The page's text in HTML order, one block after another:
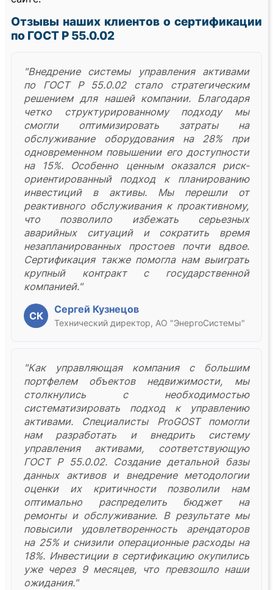
Отзывы наших клиентов о сертификации
по ГОСТ Р 55.0.02
"Внедрение системы управления активами
по ГОСТ Р 55.0.02 стало стратегическим
решением для нашей компании. Благодаря
четко структурированному подходу мы
смогли оптимизировать затраты на
обслуживание оборудования на 28% при
одновременном повышении его доступности
на 15%. Особенно ценным оказался риск-
ориентированный подход к планированию
инвестиций в активы. Мы перешли от
реактивного обслуживания к проактивному,
что позволило избежать серьезных
аварийных ситуаций и сократить время
незапланированных простоев почти вдвое.
Сертификация также помогла нам выиграть
крупный контракт с государственной
компанией."
СК
Сергей Кузнецов
Технический директор, АО "ЭнергоСистемы"
"Как управляющая компания с большим
портфелем объектов недвижимости, мы
столкнулись с необходимостью
систематизировать подход к управлению
активами. Специалисты ProGOST помогли
нам разработать и внедрить систему
управления активами, соответствующую
ГОСТ Р 55.0.02. Создание детальной базы
данных активов и внедрение методологии
оценки их критичности позволили нам
оптимально распределить бюджет на
ремонты и обслуживание. В результате мы
повысили удовлетворенность арендаторов
на 25% и снизили операционные расходы на
18%. Инвестиции в сертификацию окупились
уже через 9 месяцев, что превзошло наши
ожидания."